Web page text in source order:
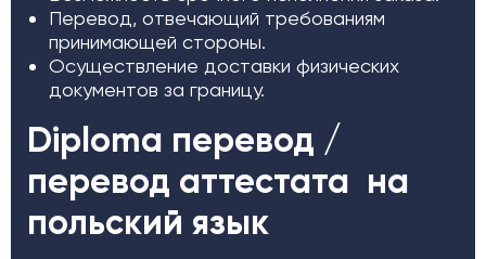
Перевод, отвечающий требованиям
принимающей стороны.
Осуществление доставки физических
документов за границу.
Diploma перевод /
перевод аттестата на
польский язык